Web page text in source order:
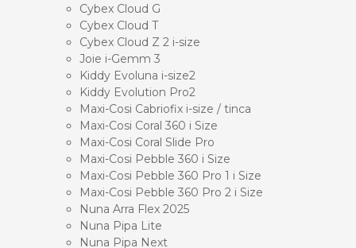
Cybex Cloud G
Cybex Cloud T
Cybex Cloud Z 2 i-size
Joie i-Gemm 3
Kiddy Evoluna i-size2
Kiddy Evolution Pro2
Maxi-Cosi Cabriofix i-size / tinca
Maxi-Cosi Coral 360 i Size
Maxi-Cosi Coral Slide Pro
Maxi-Cosi Pebble 360 i Size
Maxi-Cosi Pebble 360 Pro 1 i Size
Maxi-Cosi Pebble 360 Pro 2 i Size
Nuna Arra Flex 2025
Nuna Pipa Lite
Nuna Pipa Next